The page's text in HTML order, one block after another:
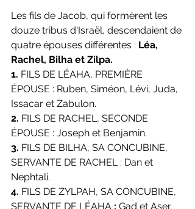
Les fils de Jacob, qui formèrent les
douze tribus d'Israël, descendaient de
quatre épouses différentes : Léa,
Rachel, Bilha et Zilpa.
1. FILS DE LÉAHA, PREMIÈRE
ÉPOUSE : Ruben, Siméon, Lévi, Juda,
Issacar et Zabulon.
2. FILS DE RACHEL, SECONDE
ÉPOUSE : Joseph et Benjamin.
3. FILS DE BILHA, SA CONCUBINE,
SERVANTE DE RACHEL : Dan et
Nephtali.
4. FILS DE ZYLPAH, SA CONCUBINE,
SERVANTE DE LÉAHA : Gad et Aser.